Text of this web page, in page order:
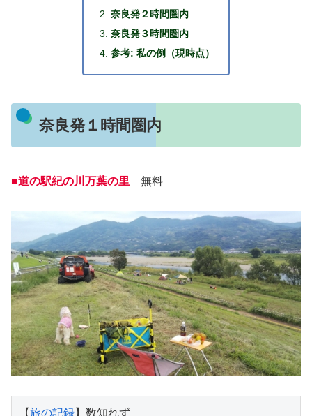
奈良発２時間圏内
奈良発３時間圏内
参考: 私の例（現時点）
奈良発１時間圏内
■道の駅紀の川万葉の里 無料
【旅の記録】数知れず